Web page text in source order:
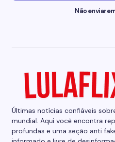
Não
Últimas notícias confiáveis
mundial. Aqui você encontra
profundas e uma seção anti